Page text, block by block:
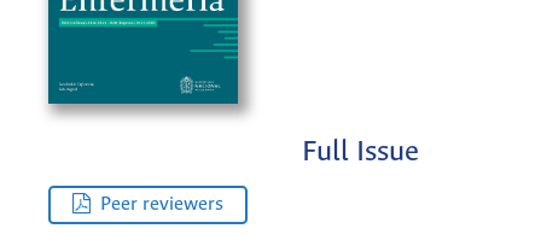
Full Issue
Peer reviewers